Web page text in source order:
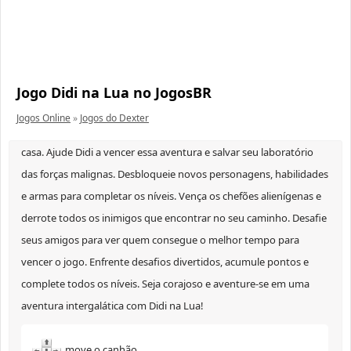
Jogo Didi na Lua no JogosBR
Jogos Online» Jogos do Dexter
casa. Ajude Didi a vencer essa aventura e salvar seu laboratório
das forças malignas. Desbloqueie novos personagens, habilidades
e armas para completar os níveis. Vença os chefões alienígenas e
derrote todos os inimigos que encontrar no seu caminho. Desafie
seus amigos para ver quem consegue o melhor tempo para
vencer o jogo. Enfrente desafios divertidos, acumule pontos e
complete todos os níveis. Seja corajoso e aventure-se em uma
aventura intergalática com Didi na Lua!